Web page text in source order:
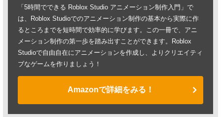
「5時間でできる Roblox Studio アニメーション制作入門」で
は、Roblox Studioでのアニメーション制作の基本から実際に作
るところまでを短時間で効率的に学びます。この一冊で、アニ
メーション制作の第一歩を踏み出すことができます。Roblox
Studioで自由自在にアニメーションを作成し、よりクリエイティ
ブなゲームを作りましょう！
Amazonで詳細をみる！